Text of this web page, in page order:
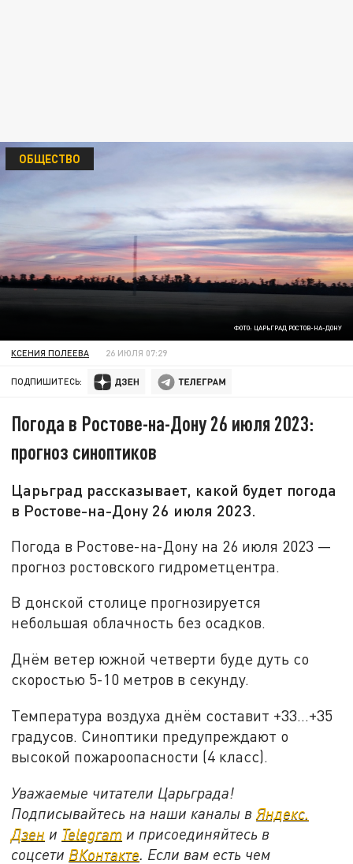
ФОТО: ЦАРЬГРАД РОСТОВ-НА-ДОНУ
ОБЩЕСТВО
КСЕНИЯ ПОЛЕЕВА 26 ИЮЛЯ 07:29
ПОДПИШИТЕСЬ:
Погода в Ростове-на-Дону 26 июля 2023:
прогноз синоптиков
Царьград рассказывает, какой будет погода
в Ростове-на-Дону 26 июля 2023.
Погода в Ростове-на-Дону на 26 июля 2023 —
прогноз ростовского гидрометцентра.
В донской столице прогнозируется
небольшая облачность без осадков.
Днём ветер южной четверти буде дуть со
скоростью 5-10 метров в секунду.
Температура воздуха днём составит +33…+35
градусов. Синоптики предупреждают о
высокой пожароопасности (4 класс).
Уважаемые читатели Царьграда!
Подписывайтесь на наши каналы в Яндекс.
Дзен и Telegram и присоединяйтесь в
соцсети ВКонтакте . Если вам есть чем